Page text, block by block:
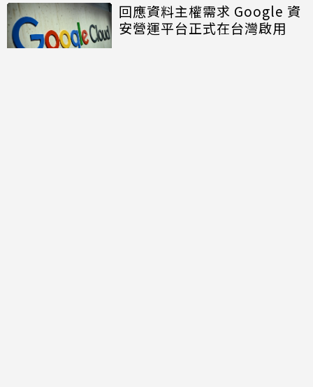
回應資料主權需求 Google 資
安營運平台正式在台灣啟用